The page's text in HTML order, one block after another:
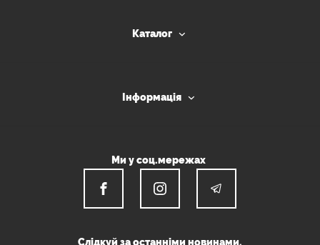
Каталог
Інформація
Ми у соц.мережах
Слідкуй за останніми новинами.